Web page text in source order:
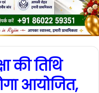
की तिथि
आयोजित,